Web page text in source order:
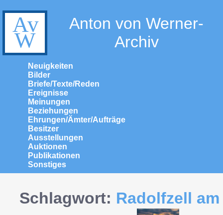
Anton von Werner-
Archiv
Neuigkeiten
Bilder
Briefe/Texte/Reden
Ereignisse
Meinungen
Beziehungen
Ehrungen/Ämter/Aufträge
Besitzer
Ausstellungen
Auktionen
Publikationen
Sonstiges
Schlagwort: Radolfzell am